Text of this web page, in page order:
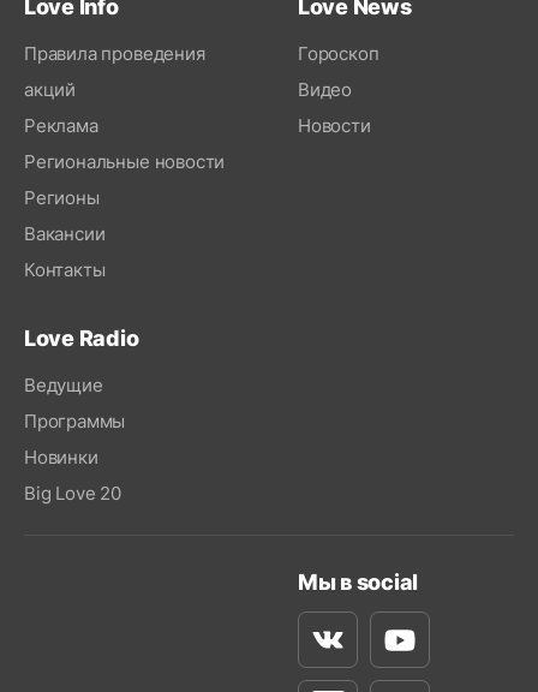
Love Info
Правила проведения
акций
Реклама
Региональные новости
Регионы
Вакансии
Контакты
Love News
Гороскоп
Видео
Новости
Love Radio
Ведущие
Программы
Новинки
Big Love 20
Мы в social
ВконтактеYoutube